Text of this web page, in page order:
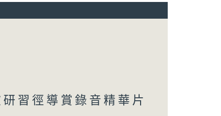
習徑導賞錄音精華片